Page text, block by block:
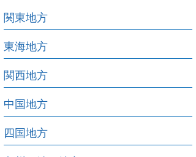
関東地方
東海地方
関西地方
中国地方
四国地方